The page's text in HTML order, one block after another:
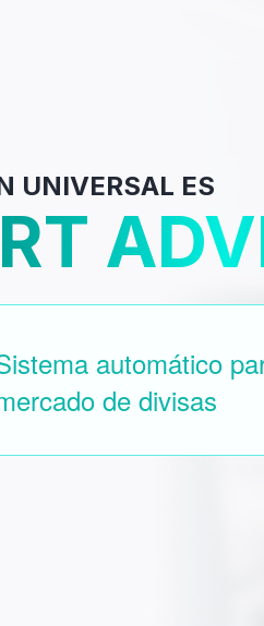
UNIVERSAL ES
automático
de divisas